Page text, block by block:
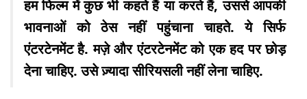
हम फिल्म में कुछ भी कहते हैं या करते हैं, उससे आपकी
भावनाओं को ठेस नहीं पहुंचाना चाहते. ये सिर्फ
एंटरटेनमेंट है. मज़े और एंटरटेनमेंट को एक हद पर छोड़
देना चाहिए. उसे ज़्यादा सीरियसली नहीं लेना चाहिए.